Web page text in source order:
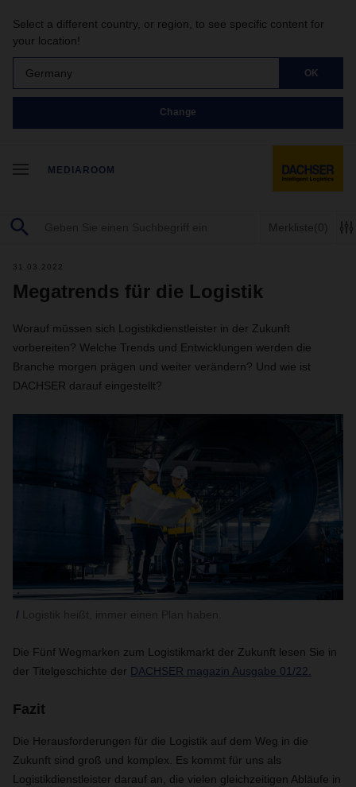
Select a different country, or region, to see specific content for
your location!
Germany OK
Change
MEDIAROOM
Merkliste(0)
31.03.2022
Megatrends für die Logistik
Worauf müssen sich Logistikdienstleister in der Zukunft
vorbereiten? Welche Trends und Entwicklungen werden die
Branche morgen prägen und weiter verändern? Und wie ist
DACHSER darauf eingestellt?
Die Fünf Wegmarken zum Logistikmarkt der Zukunft lesen Sie in
der Titelgeschichte der DACHSER magazin Ausgabe 01/22.
Fazit
Die Herausforderungen für die Logistik auf dem Weg in die
Zukunft sind groß und komplex. Es kommt für uns als
Logistikdienstleister darauf an, die vielen gleichzeitigen Abläufe in